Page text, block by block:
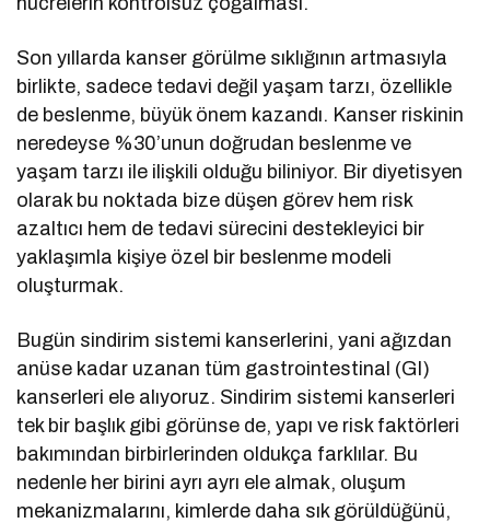
Son yıllarda kanser görülme sıklığının artmasıyla
birlikte, sadece tedavi değil yaşam tarzı, özellikle
de beslenme, büyük önem kazandı. Kanser riskinin
neredeyse %30’unun doğrudan beslenme ve
yaşam tarzı ile ilişkili olduğu biliniyor. Bir diyetisyen
olarak bu noktada bize düşen görev hem risk
azaltıcı hem de tedavi sürecini destekleyici bir
yaklaşımla kişiye özel bir beslenme modeli
oluşturmak.
Bugün sindirim sistemi kanserlerini, yani ağızdan
anüse kadar uzanan tüm gastrointestinal (GI)
kanserleri ele alıyoruz. Sindirim sistemi kanserleri
tek bir başlık gibi görünse de, yapı ve risk faktörleri
bakımından birbirlerinden oldukça farklılar. Bu
nedenle her birini ayrı ayrı ele almak, oluşum
mekanizmalarını, kimlerde daha sık görüldüğünü,